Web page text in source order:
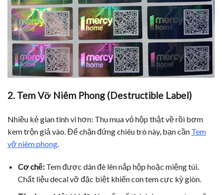
2. Tem Vỡ Niêm Phong (Destructible Label)
Nhiều kẻ gian tinh vi hơn: Thu mua vỏ hộp thật về rồi bơm
kem trộn giả vào. Để chặn đứng chiêu trò này, bạn cần Tem
vỡ niêm phong.
Cơ chế: Tem được dán đè lên nắp hộp hoặc miệng túi.
Chất liệu decal vỡ đặc biệt khiến con tem cực kỳ giòn.